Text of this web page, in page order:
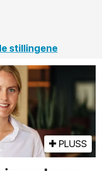
stillingene
PLUSS